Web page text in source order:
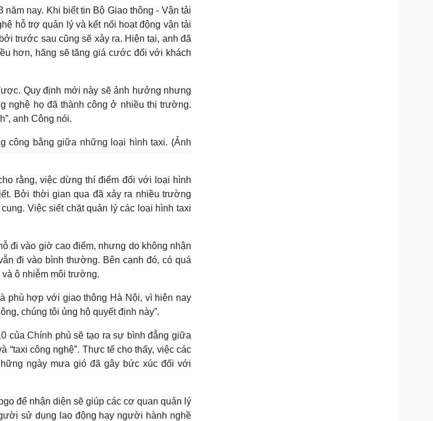
Sao Việt
check-in
nay. Khi biết tin Bộ Giao thông - Vận tải
hỗ trợ quản lý và kết nối hoạt động vận tải
trước sau cũng sẽ xảy ra. Hiện tại, anh đã
hơn, hãng sẽ tăng giá cước đối với khách
Quy định mới này sẽ ảnh hưởng nhưng
nghệ họ đã thành công ở nhiều thị trường.
anh Công nói.
rằng, việc dừng thí điểm đối với loại hình
Bởi thời gian qua đã xảy ra nhiều trường
Việc siết chặt quản lý các loại hình taxi
đi vào giờ cao điểm, nhưng do không nhận
đi vào bình thường. Bên cạnh đó, có quá
ô nhiễm môi trường.
phù hợp với giao thông Hà Nội, vì hiện nay
chúng tôi ủng hộ quyết định này”.
của Chính phủ sẽ tạo ra sự bình đẳng giữa
“taxi công nghệ”. Thực tế cho thấy, việc các
ngày mưa gió đã gây bức xúc đối với
để nhận diện sẽ giúp các cơ quan quản lý
sử dụng lao động hay người hành nghề